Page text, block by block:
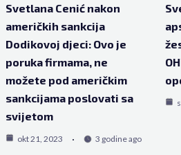
Svetlana Cenić nakon
američkih sankcija
Dodikovoj djeci: Ovo je
poruka firmama, ne
možete pod američkim
sankcijama poslovati sa
svijetom
okt 21, 2023 3 godine ago